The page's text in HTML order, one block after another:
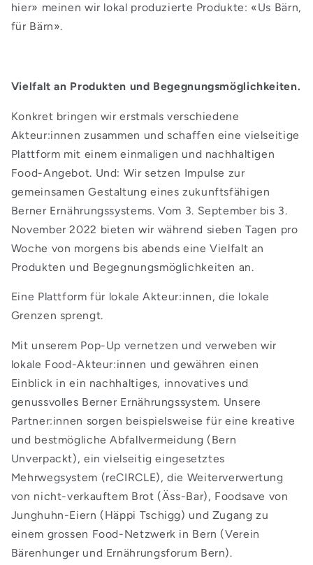
hier» meinen wir lokal produzierte Produkte: «Us Bärn,
für Bärn».
Vielfalt an Produkten und Begegnungsmöglichkeiten.
Konkret bringen wir erstmals verschiedene
Akteur:innen zusammen und schaffen eine vielseitige
Plattform mit einem einmaligen und nachhaltigen
Food-Angebot. Und: Wir setzen Impulse zur
gemeinsamen Gestaltung eines zukunftsfähigen
Berner Ernährungssystems. Vom 3. September bis 3.
November 2022 bieten wir während sieben Tagen pro
Woche von morgens bis abends eine Vielfalt an
Produkten und Begegnungsmöglichkeiten an.
Eine Plattform für lokale Akteur:innen, die lokale
Grenzen sprengt.
Mit unserem Pop-Up vernetzen und verweben wir
lokale Food-Akteur:innen und gewähren einen
Einblick in ein nachhaltiges, innovatives und
genussvolles Berner Ernährungssystem. Unsere
Partner:innen sorgen beispielsweise für eine kreative
und bestmögliche Abfallvermeidung (Bern
Unverpackt), ein vielseitig eingesetztes
Mehrwegsystem (reCIRCLE), die Weiterverwertung
von nicht-verkauftem Brot (Äss-Bar), Foodsave von
Junghuhn-Eiern (Häppi Tschigg) und Zugang zu
einem grossen Food-Netzwerk in Bern (Verein
Bärenhunger und Ernährungsforum Bern).